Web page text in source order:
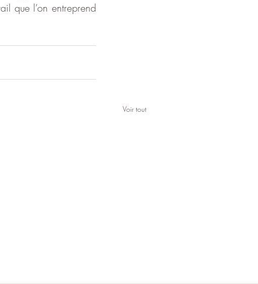
que l’on entreprend
Voir tout